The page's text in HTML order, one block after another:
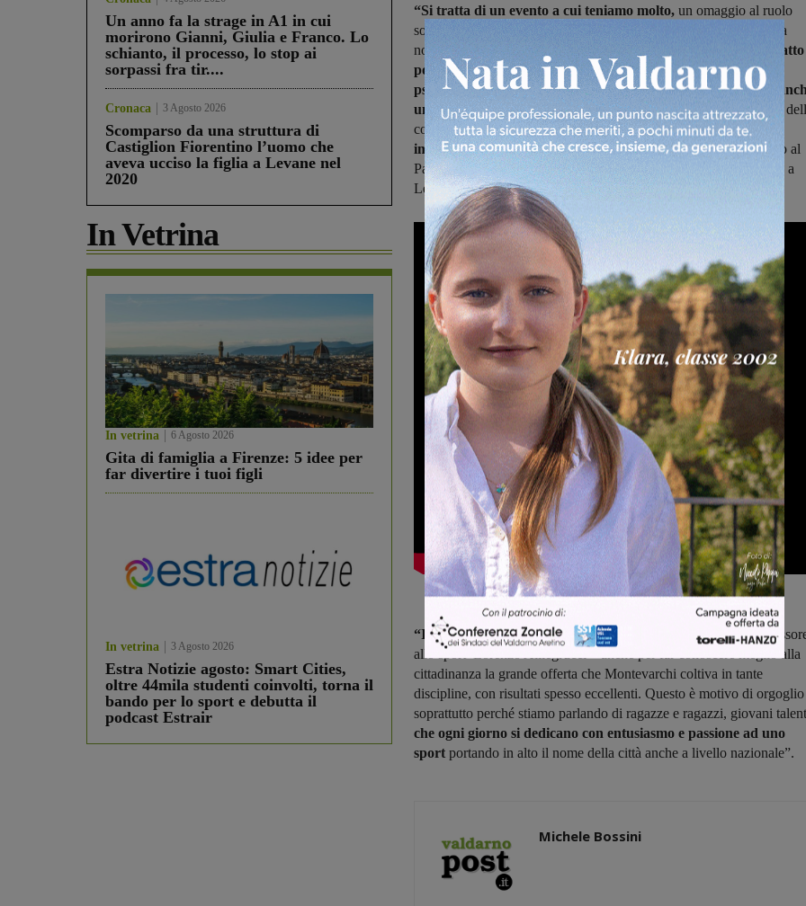
Un anno fa la strage in A1 in cui
morirono Gianni, Giulia e Franco. Lo
schianto, il processo, lo stop ai
sorpassi fra tir....
Cronaca 3 Agosto 2026
Scomparso da una struttura di
Castiglion Fiorentino l’uomo che
aveva ucciso la figlia a Levane nel
2020
In Vetrina
In vetrina 6 Agosto 2026
Gita di famiglia a Firenze: 5 idee per
far divertire i tuoi figli
In vetrina 3 Agosto 2026
Estra Notizie agosto: Smart Cities,
oltre 44mila studenti coinvolti, torna il
bando per lo sport e debutta il
podcast Estrair
“Si tratta di un evento a cui teniamo molto, un omaggio al ruolo
sociale ed educativo che le società sportive svolgono da anni nella
nostra città-. L’avvicinamento allo sport fin da piccoli ha un
impatto
positivo non solo sulla crescita fisica, ma anche su quella
psicologicadei ragazzi, al di là dei successi ottenuti. Lo sport è
uno dei mezzi più efficaciper promuovere valori sani all’interno
comunitàQuesta Amministrazione ha sempre fatto sforzi
importanti anche sul fronte degli impianti sportivi, dallo stadio al
Palazzetto, fino alla nuova pista per il ciclismo e campi di calcetto a
Levanella in fase di completamento”.
“Importante è omaggiare le nostre realtà sportive-dice
allo sport Lorenzo Alllegrucci – anche per far conoscere meglio alla
cittadinanza la grande offerta che Montevarchi coltiva in tante
discipline, con risultati spesso eccellenti. Questo è motivo di orgoglio
soprattutto perché stiamo parlando di ragazze e ragazzi, giovani
che ogni giorno si dedicano con entusiasmo e passione ad uno
sport portando in alto il nome della città anche a livello nazionale”.
Michele Bossini